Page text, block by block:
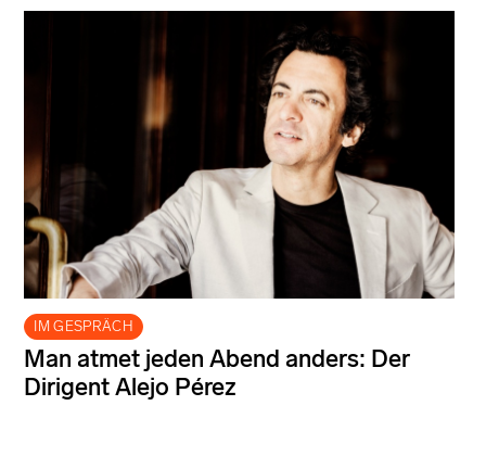
IM GESPRÄCH
Man atmet jeden Abend anders: Der
Dirigent Alejo Pérez